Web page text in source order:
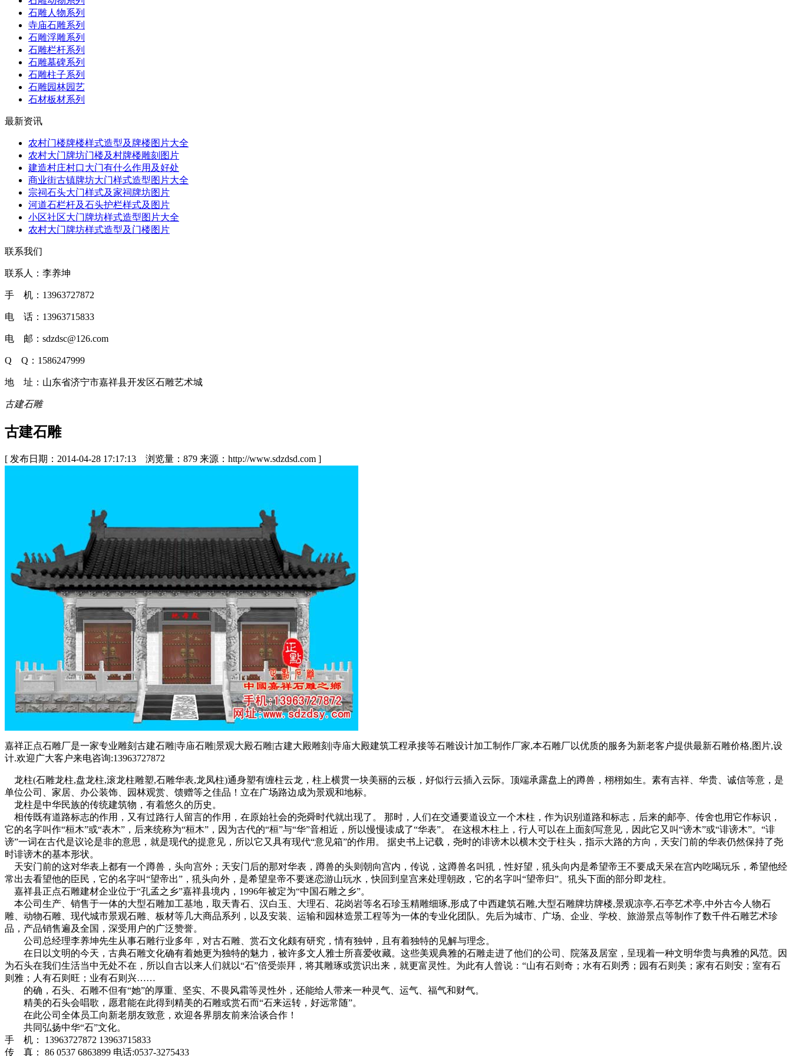
石雕人物系列
寺庙石雕系列
石雕浮雕系列
石雕栏杆系列
石雕墓碑系列
石雕柱子系列
石雕园林园艺
石材板材系列
最新资讯
农村门楼牌楼样式造型及牌楼图片大全
农村大门牌坊门楼及村牌楼雕刻图片
建造村庄村口大门有什么作用及好处
商业街古镇牌坊大门样式造型图片大全
宗祠石头大门样式及家祠牌坊图片
河道石栏杆及石头护栏样式及图片
小区社区大门牌坊样式造型图片大全
农村大门牌坊样式造型及门楼图片
联系我们
联系人：李养坤
手 机：13963727872
电 话：13963715833
电 邮：sdzdsc@126.com
Q Q：1586247999
地 址：山东省济宁市嘉祥县开发区石雕艺术城
古建石雕
古建石雕
[ 发布日期：2014-04-28 17:17:13 浏览量：879 来源：http://www.sdzdsd.com ]
嘉祥正点石雕厂是一家专业雕刻古建石雕|寺庙石雕|景观大殿石雕|古建大殿雕刻|寺庙大殿建筑工程承接等石雕设计加工制作厂家,本石雕厂以优质的服务为新老客户提供最新石雕价格,图片,设
计.欢迎广大客户来电咨询:13963727872
龙柱(石雕龙柱,盘龙柱,滚龙柱雕塑,石雕华表,龙凤柱)通身塑有缠柱云龙，柱上横贯一块美丽的云板，好似行云插入云际。顶端承露盘上的蹲兽，栩栩如生。素有吉祥、华贵、诚信等意，是
单位公司、家居、办公装饰、园林观赏、馈赠等之佳品！立在广场路边成为景观和地标。
龙柱是中华民族的传统建筑物，有着悠久的历史。
相传既有道路标志的作用，又有过路行人留言的作用，在原始社会的尧舜时代就出现了。 那时，人们在交通要道设立一个木柱，作为识别道路和标志，后来的邮亭、传舍也用它作标识，
它的名字叫作“桓木”或“表木”，后来统称为“桓木”，因为古代的“桓”与“华”音相近，所以慢慢读成了“华表”。 在这根木柱上，行人可以在上面刻写意见，因此它又叫“谤木”或“诽谤木”。“诽
谤”一词在古代是议论是非的意思，就是现代的提意见，所以它又具有现代“意见箱”的作用。 据史书上记载，尧时的诽谤木以横木交于柱头，指示大路的方向，天安门前的华表仍然保持了尧
时诽谤木的基本形状。
天安门前的这对华表上都有一个蹲兽，头向宫外；天安门后的那对华表，蹲兽的头则朝向宫内，传说，这蹲兽名叫犼，性好望，犼头向内是希望帝王不要成天呆在宫内吃喝玩乐，希望他经
常出去看望他的臣民，它的名字叫“望帝出”，犼头向外，是希望皇帝不要迷恋游山玩水，快回到皇宫来处理朝政，它的名字叫“望帝归”。犼头下面的部分即龙柱。
嘉祥县正点石雕建材企业位于“孔孟之乡”嘉祥县境内，1996年被定为“中国石雕之乡”。
本公司生产、销售于一体的大型石雕加工基地，取天青石、汉白玉、大理石、花岗岩等名石珍玉精雕细琢,形成了中西建筑石雕,大型石雕牌坊牌楼,景观凉亭,石亭艺术亭,中外古今人物石
雕、动物石雕、现代城市景观石雕、板材等几大商品系列，以及安装、运输和园林造景工程等为一体的专业化团队。先后为城市、广场、企业、学校、旅游景点等制作了数千件石雕艺术珍
品，产品销售遍及全国，深受用户的广泛赞誉。
公司总经理李养坤先生从事石雕行业多年，对古石雕、赏石文化颇有研究，情有独钟，且有着独特的见解与理念。
在日以文明的今天，古典石雕文化确有着她更为独特的魅力，被许多文人雅士所喜爱收藏。这些美观典雅的石雕走进了他们的公司、院落及居室，呈现着一种文明华贵与典雅的风范。因
为石头在我们生活当中无处不在，所以自古以来人们就以“石”倍受崇拜，将其雕琢或赏识出来，就更富灵性。为此有人曾说：“山有石则奇；水有石则秀；园有石则美；家有石则安；室有石
则雅；人有石则旺；业有石则兴……
的确，石头、石雕不但有“她”的厚重、坚实、不畏风霜等灵性外，还能给人带来一种灵气、运气、福气和财气。
精美的石头会唱歌，愿君能在此得到精美的石雕或赏石而“石来运转，好远常随”。
在此公司全体员工向新老朋友致意，欢迎各界朋友前来洽谈合作！
共同弘扬中华“石”文化。
手 机： 13963727872 13963715833
传 真： 86 0537 6863899 电话:0537-3275433